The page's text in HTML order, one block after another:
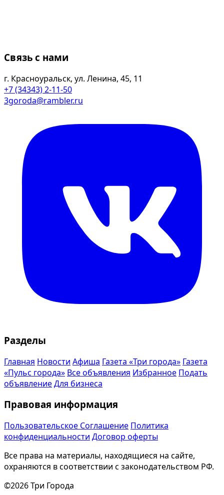
Связь с нами
г. Красноуральск, ул. Ленина, 45, 11
+7 (34343) 2-11-50
3goroda@rambler.ru
Разделы
Главная Новости Афиша Газета «Три города» Газета
«Пульс города» Все объявления Избранное Подать
объявлениеДля бизнеса
Правовая информация
Пользовательское Соглашение Политика
конфиденциальности Договор оферты
Все права на материалы, находящиеся на сайте,
охраняются в соответствии с законодательством РФ.
©2026 Три Города